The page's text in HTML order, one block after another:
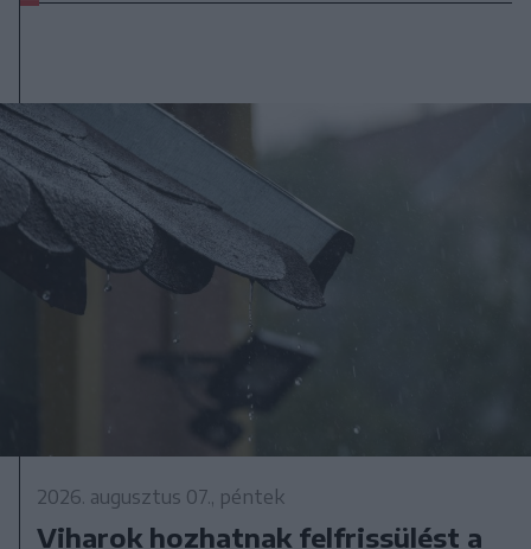
2026. augusztus 07., péntek
Viharok hozhatnak felfrissülést a